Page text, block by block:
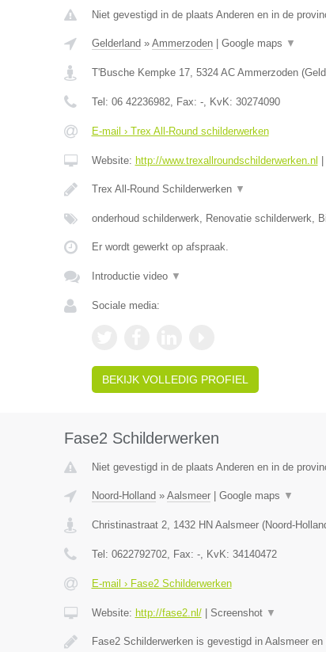
Niet gevestigd in de plaats Anderen en in de
Gelderland » Ammerzoden| Google maps ▼
T'Busche Kempke 17, 5324 AC Ammerzoden(
Tel: 06 42236982, Fax: -, KvK: 30274090
E-mail › Trex All-Round schilderwerken
Website: http://www.trexallroundschilderwerken.nl
Trex All-Round Schilderwerken ▼
onderhoud schilderwerk, Renovatie schilderwerk,
Er wordt gewerkt op afspraak.
Introductie video ▼
Sociale media:
BEKIJK VOLLEDIG PROFIEL
Fase2 Schilderwerken
Niet gevestigd in de plaats Anderen en in de
Noord-Holland » Aalsmeer| Google maps ▼
Christinastraat 2, 1432 HN Aalsmeer(Noord-
Tel: 0622792702, Fax: -, KvK: 34140472
E-mail › Fase2 Schilderwerken
Website: http://fase2.nl/| Screenshot ▼
Fase2 Schilderwerken is gevestigd in Aalsmeer